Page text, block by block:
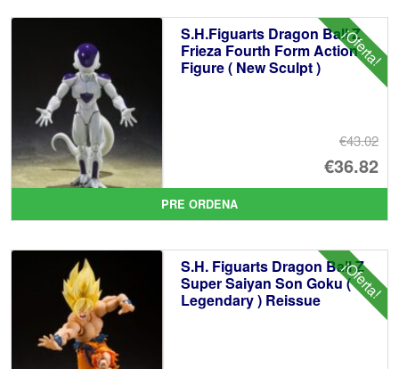
¡Oferta!
S.H.Figuarts Dragon Ball Z
Frieza Fourth Form Action
Figure ( New Sculpt )
€43.02
El
€36.82
El
PRE ORDENA
¡Oferta!
S.H. Figuarts Dragon Ball Z
Super Saiyan Son Goku (
Legendary ) Reissue